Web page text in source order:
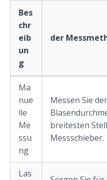
Bes
chr
eib
un
g
der
Ma
nue
lle
Me
ssu
ng
Messen Sie
breitesten
Messschieber.
Las